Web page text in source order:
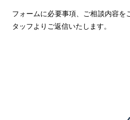
フォームに必要事項、ご相談内容を
タッフよりご返信いたします。